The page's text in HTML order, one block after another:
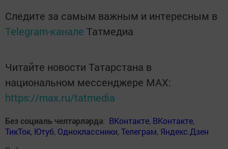
Следите за самым важным и интересным в
Telegram-канале Татмедиа
Читайте новости Татарстана в
национальном мессенджере MАХ:
https://max.ru/tatmedia
Без социаль челтәрләрдә: ВКонтакте, ВКонтакте,
ТикТок, Ютуб, Одноклассники,Телеграм, Яндекс.Дзен